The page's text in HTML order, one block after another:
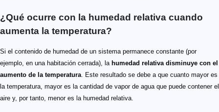
¿Qué ocurre con la humedad relativa cuando
aumenta la temperatura?
Si el contenido de humedad de un sistema permanece constante (por
ejemplo, en una habitación cerrada), la humedad relativa disminuye con el
aumento de la temperatura . Este resultado se debe a que cuanto mayor es
la temperatura, mayor es la cantidad de vapor de agua que puede contener el
aire y, por tanto, menor es la humedad relativa.